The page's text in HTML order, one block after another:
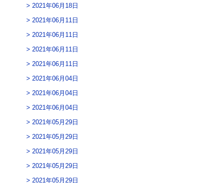
2021年06月18日
2021年06月11日
2021年06月11日
2021年06月11日
2021年06月11日
2021年06月04日
2021年06月04日
2021年06月04日
2021年05月29日
2021年05月29日
2021年05月29日
2021年05月29日
2021年05月29日